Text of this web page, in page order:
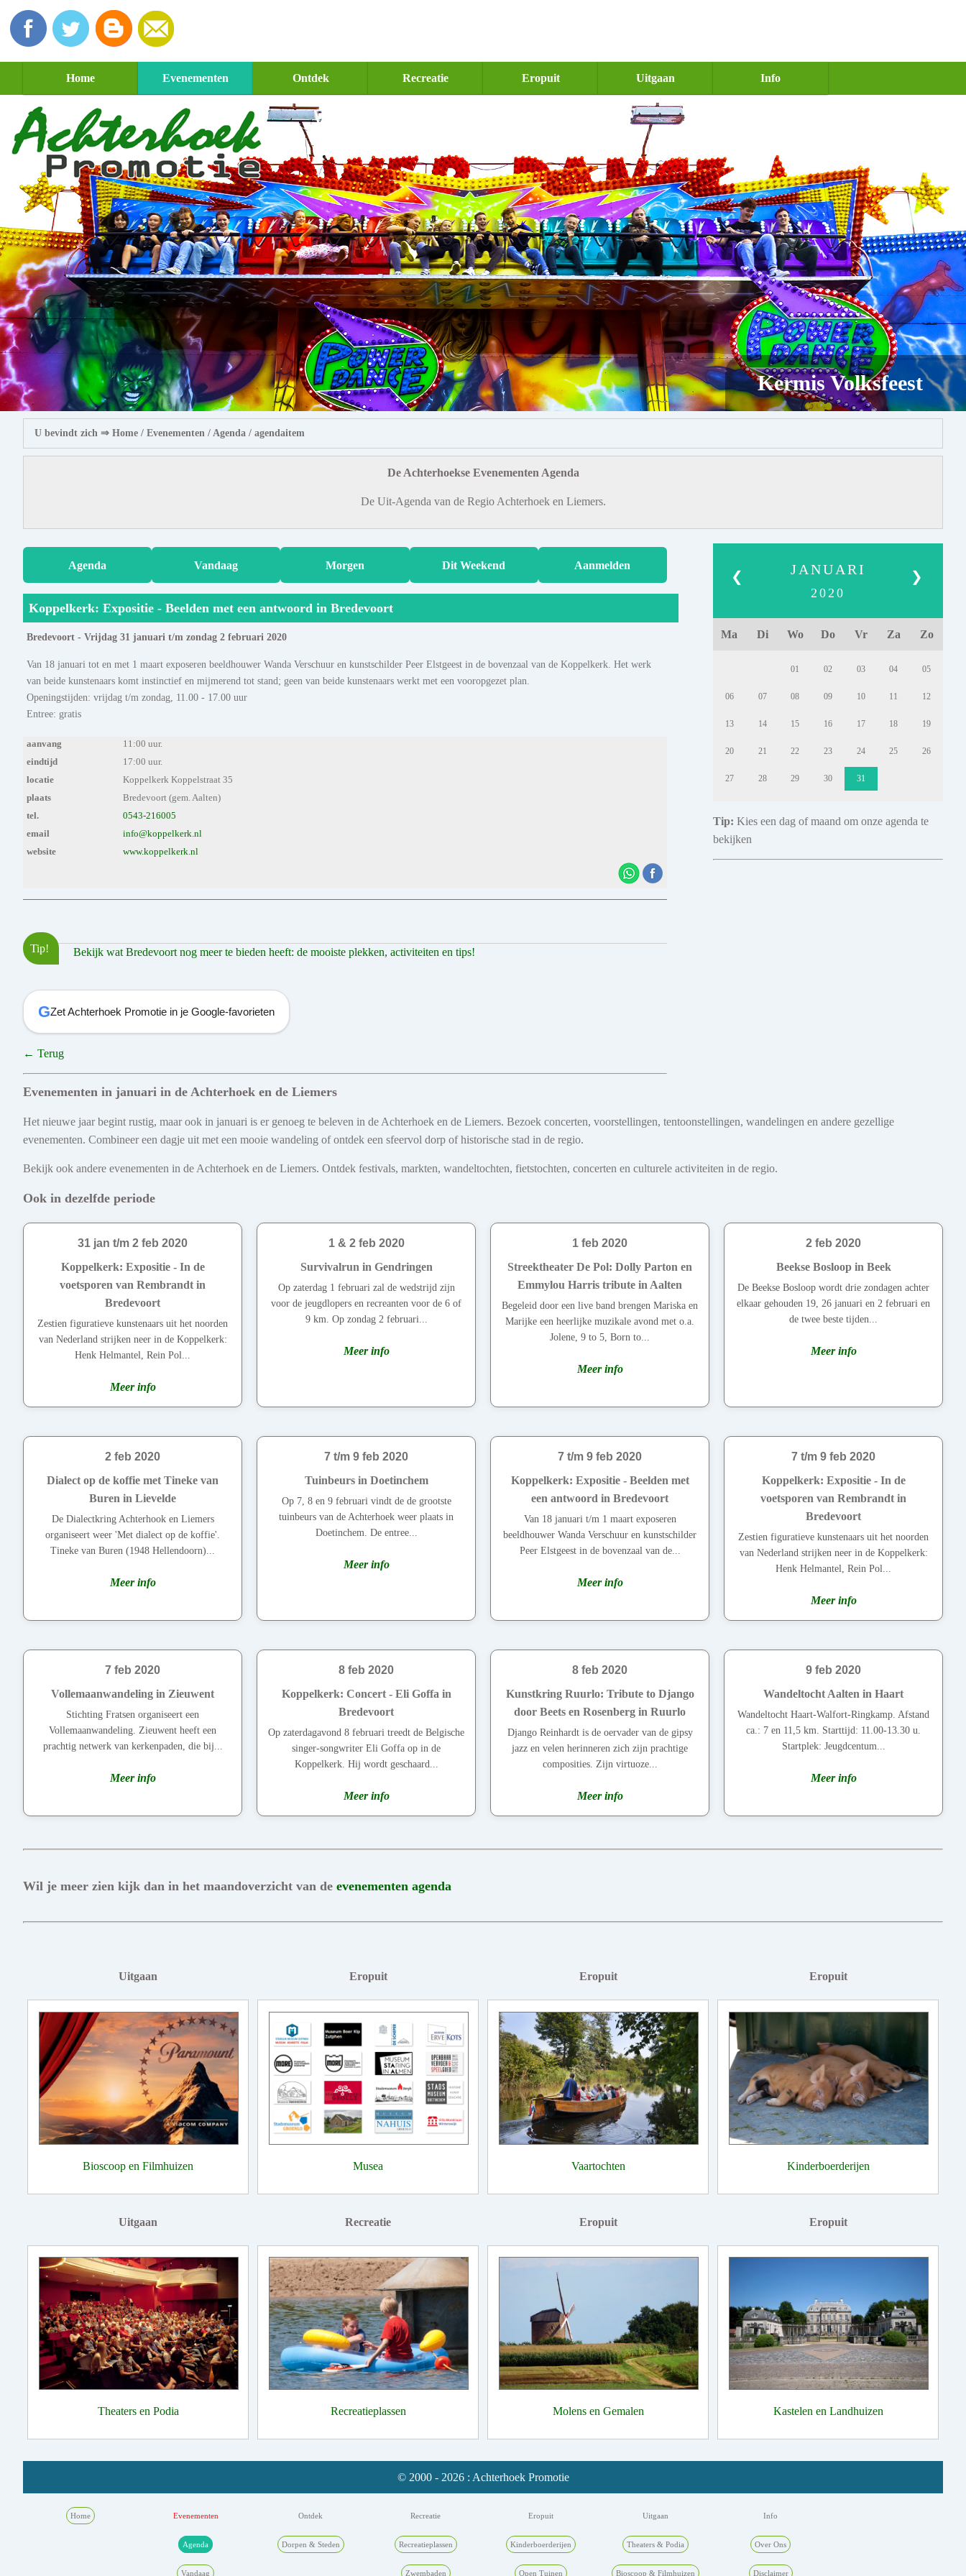
Home Evenementen Ontdek Recreatie Eropuit Uitgaan Info
Kermis Volksfeest
U bevindt zich ⇒ Home / Evenementen / Agenda / agendaitem
De Achterhoekse Evenementen Agenda
De Uit-Agenda van de Regio Achterhoek en Liemers.
Agenda Vandaag Morgen Dit Weekend Aanmelden
Koppelkerk: Expositie - Beelden met een antwoord in Bredevoort
Bredevoort - Vrijdag 31 januari t/m zondag 2 februari 2020
Van 18 januari tot en met 1 maart exposeren beeldhouwer Wanda Verschuur en kunstschilder Peer Elstgeest in de bovenzaal van de Koppelkerk. Het werk
van beide kunstenaars komt instinctief en mijmerend tot stand; geen van beide kunstenaars werkt met een vooropgezet plan.
Openingstijden: vrijdag t/m zondag, 11.00 - 17.00 uur
Entree: gratis
aanvang
11:00 uur.
eindtijd
17:00 uur.
locatie
Koppelkerk Koppelstraat 35
plaats
Bredevoort (gem. Aalten)
tel.
0543-216005
email
info@koppelkerk.nl
website
www.koppelkerk.nl
Tip! Bekijk wat Bredevoort nog meer te bieden heeft: de mooiste plekken, activiteiten en tips!
GZet Achterhoek Promotie in je Google-favorieten
← Terug
❮ ❯
JANUARI
2020
Ma Di Wo Do Vr Za Zo
01 02 03 04 05
06 07 08 09 10 11 12
13 14 15 16 17 18 19
20 21 22 23 24 25 26
27 28 29 30 31
Tip: Kies een dag of maand om onze agenda te
bekijken
Evenementen in januari in de Achterhoek en de Liemers
Het nieuwe jaar begint rustig, maar ook in januari is er genoeg te beleven in de Achterhoek en de Liemers. Bezoek concerten, voorstellingen, tentoonstellingen, wandelingen en andere gezellige
evenementen. Combineer een dagje uit met een mooie wandeling of ontdek een sfeervol dorp of historische stad in de regio.
Bekijk ook andere evenementen in de Achterhoek en de Liemers. Ontdek festivals, markten, wandeltochten, fietstochten, concerten en culturele activiteiten in de regio.
Ook in dezelfde periode
31 jan t/m 2 feb 2020
Koppelkerk: Expositie - In de
voetsporen van Rembrandt in
Bredevoort
Zestien figuratieve kunstenaars uit het noorden
van Nederland strijken neer in de Koppelkerk:
Henk Helmantel, Rein Pol...
Meer info
1 & 2 feb 2020
Survivalrun in Gendringen
Op zaterdag 1 februari zal de wedstrijd zijn
voor de jeugdlopers en recreanten voor de 6 of
9 km. Op zondag 2 februari...
Meer info
1 feb 2020
Streektheater De Pol: Dolly Parton en
Emmylou Harris tribute in Aalten
Begeleid door een live band brengen Mariska en
Marijke een heerlijke muzikale avond met o.a.
Jolene, 9 to 5, Born to...
Meer info
2 feb 2020
Beekse Bosloop in Beek
De Beekse Bosloop wordt drie zondagen achter
elkaar gehouden 19, 26 januari en 2 februari en
de twee beste tijden...
Meer info
2 feb 2020
Dialect op de koffie met Tineke van
Buren in Lievelde
De Dialectkring Achterhook en Liemers
organiseert weer 'Met dialect op de koffie'.
Tineke van Buren (1948 Hellendoorn)...
Meer info
7 t/m 9 feb 2020
Tuinbeurs in Doetinchem
Op 7, 8 en 9 februari vindt de de grootste
tuinbeurs van de Achterhoek weer plaats in
Doetinchem. De entree...
Meer info
7 t/m 9 feb 2020
Koppelkerk: Expositie - Beelden met
een antwoord in Bredevoort
Van 18 januari t/m 1 maart exposeren
beeldhouwer Wanda Verschuur en kunstschilder
Peer Elstgeest in de bovenzaal van de...
Meer info
7 t/m 9 feb 2020
Koppelkerk: Expositie - In de
voetsporen van Rembrandt in
Bredevoort
Zestien figuratieve kunstenaars uit het noorden
van Nederland strijken neer in de Koppelkerk:
Henk Helmantel, Rein Pol...
Meer info
7 feb 2020
Vollemaanwandeling in Zieuwent
Stichting Fratsen organiseert een
Vollemaanwandeling. Zieuwent heeft een
prachtig netwerk van kerkenpaden, die bij...
Meer info
8 feb 2020
Koppelkerk: Concert - Eli Goffa in
Bredevoort
Op zaterdagavond 8 februari treedt de Belgische
singer-songwriter Eli Goffa op in de
Koppelkerk. Hij wordt geschaard...
Meer info
8 feb 2020
Kunstkring Ruurlo: Tribute to Django
door Beets en Rosenberg in Ruurlo
Django Reinhardt is de oervader van de gipsy
jazz en velen herinneren zich zijn prachtige
composities. Zijn virtuoze...
Meer info
9 feb 2020
Wandeltocht Aalten in Haart
Wandeltocht Haart-Walfort-Ringkamp. Afstand
ca.: 7 en 11,5 km. Starttijd: 11.00-13.30 u.
Startplek: Jeugdcentum...
Meer info
Wil je meer zien kijk dan in het maandoverzicht van de evenementen agenda
Uitgaan
Bioscoop en Filmhuizen
Eropuit
Musea
Eropuit
Vaartochten
Eropuit
Kinderboerderijen
Uitgaan
Theaters en Podia
Recreatie
Recreatieplassen
Eropuit
Molens en Gemalen
Eropuit
Kastelen en Landhuizen
© 2000 - 2026 : Achterhoek Promotie
Home Evenementen
Agenda
Vandaag
Ontdek
Dorpen & Steden
Recreatie
Recreatieplassen
Zwembaden
Eropuit
Kinderboerderijen
Open Tuinen
Uitgaan
Theaters & Podia
Bioscoop & Filmhuizen
Info
Over Ons
Disclaimer